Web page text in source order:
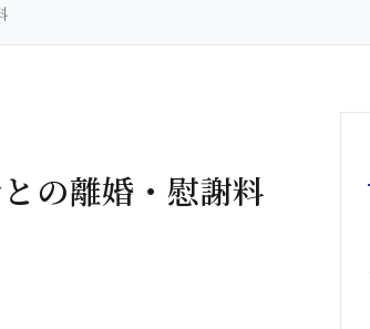
の離婚・慰謝料